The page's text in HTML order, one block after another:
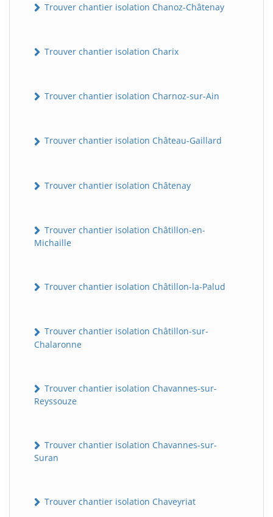
Trouver chantier isolation Chanoz-Châtenay
Trouver chantier isolation Charix
Trouver chantier isolation Charnoz-sur-Ain
Trouver chantier isolation Château-Gaillard
Trouver chantier isolation Châtenay
Trouver chantier isolation Châtillon-en-
Michaille
Trouver chantier isolation Châtillon-la-Palud
Trouver chantier isolation Châtillon-sur-
Chalaronne
Trouver chantier isolation Chavannes-sur-
Reyssouze
Trouver chantier isolation Chavannes-sur-
Suran
Trouver chantier isolation Chaveyriat